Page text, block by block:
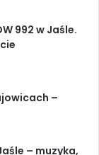
992 w Jaśle.
–
– muzyka,